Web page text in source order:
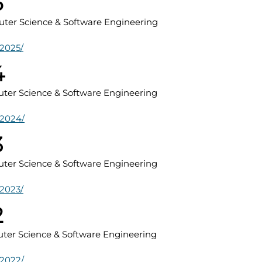
Science & Software Engineering
Science & Software Engineering
Science & Software Engineering
Science & Software Engineering